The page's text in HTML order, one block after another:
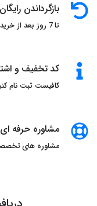
بازگرداندن رایگان
تا 7 روز بعد از خرید در صورت باز نشدن سلفون
کد تخفیف و
کافیست ثبت نام
مشاوره حرفه ای
مشاوره های